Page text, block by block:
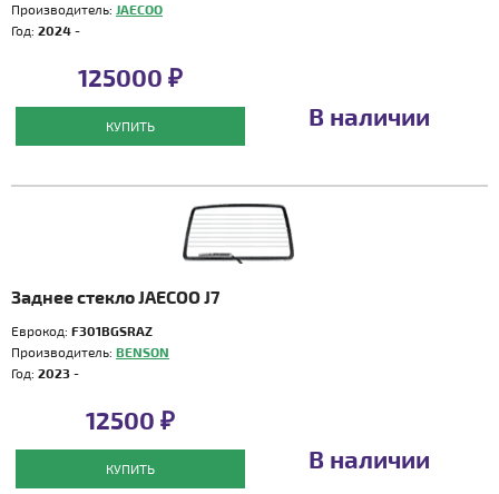
Производитель: JAECOO
Год: 2024 -
125000 ₽
КУПИТЬ В наличии
Заднее стекло JAECOO J7
Еврокод: F301BGSRAZ
Производитель: BENSON
Год: 2023 -
12500 ₽
КУПИТЬ В наличии